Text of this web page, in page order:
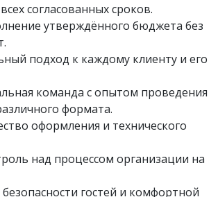
согласованных сроков.
утверждённого бюджета без
подход к каждому клиенту и его
команда с опытом проведения
формата.
оформления и технического
над процессом организации на
гостей и комфортной